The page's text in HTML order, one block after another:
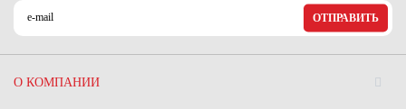
ОТПРАВИТЬ
О КОМПАНИИ